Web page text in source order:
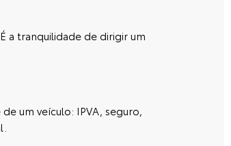
a tranquilidade de dirigir um
um veículo: IPVA, seguro,